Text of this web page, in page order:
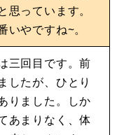
っています。
やですね~。
三回目です。前
したが、ひとり
りました。しか
あまりなく、体